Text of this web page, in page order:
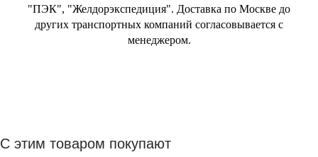
"ПЭК", "Желдорэкспедиция". Доставка по Москве до
других транспортных компаний согласовывается с
менеджером.
С этим товаром покупают